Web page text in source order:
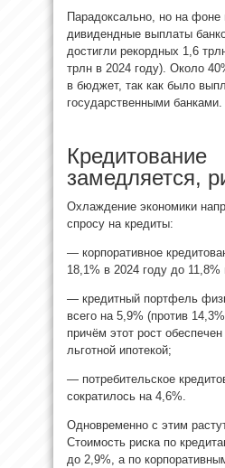
Парадоксально, но на
дивидендные выплаты
достигли рекордных 1,6
трлн в 2024 году). Около
в бюджет, так как было
государственными банками.
Кредитование
замедляется,
Охлаждение экономики
спросу на кредиты:
— корпоративное
18,1% в 2024 году до 11,8%
— кредитный портфель
всего на 5,9% (против
причём этот рост
льготной ипотекой;
— потребительское
сократилось на 4,6%.
Одновременно с этим
Стоимость риска по
до 2,9%, а по